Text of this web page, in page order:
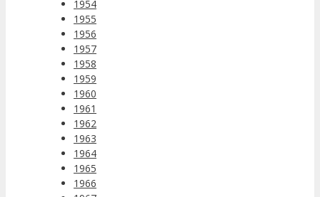
1954
1955
1956
1957
1958
1959
1960
1961
1962
1963
1964
1965
1966